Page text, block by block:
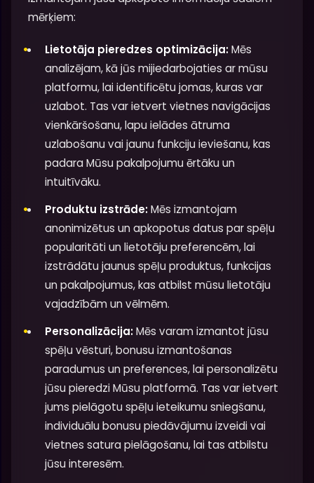
mērķiem:
Lietotāja pieredzes optimizācija:Mēs
analizējam, kā jūs mijiedarbojaties ar mūsu
platformu, lai identificētu jomas, kuras var
uzlabot. Tas var ietvert vietnes navigācijas
vienkāršošanu, lapu ielādes ātruma
uzlabošanu vai jaunu funkciju ieviešanu, kas
padara Mūsu pakalpojumu ērtāku un
intuitīvāku.
Produktu izstrāde:Mēs izmantojam
anonimizētus un apkopotus datus par spēļu
popularitāti un lietotāju preferencēm, lai
izstrādātu jaunus spēļu produktus, funkcijas
un pakalpojumus, kas atbilst mūsu lietotāju
vajadzībām un vēlmēm.
Personalizācija:Mēs varam izmantot jūsu
spēļu vēsturi, bonusu izmantošanas
paradumus un preferences, lai personalizētu
jūsu pieredzi Mūsu platformā. Tas var ietvert
jums pielāgotu spēļu ieteikumu sniegšanu,
individuālu bonusu piedāvājumu izveidi vai
vietnes satura pielāgošanu, lai tas atbilstu
jūsu interesēm.